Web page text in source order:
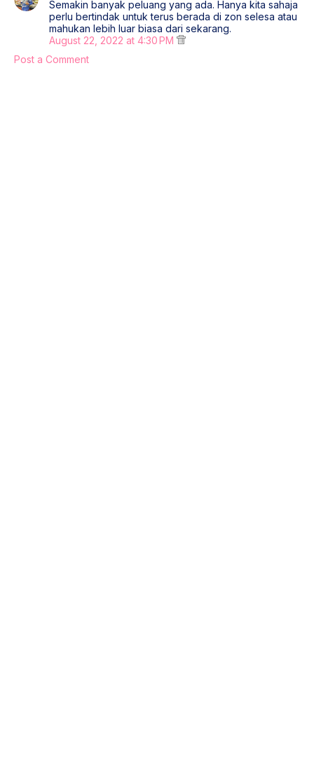
Semakin banyak peluang yang ada. Hanya kita sahaja
perlu bertindak untuk terus berada di zon selesa atau
mahukan lebih luar biasa dari sekarang.
August 22, 2022 at 4:30 PM
Post a Comment